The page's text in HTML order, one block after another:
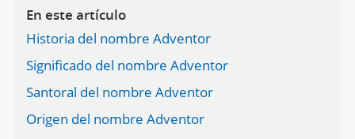
En este artículo
Historia del nombre Adventor
Significado del nombre Adventor
Santoral del nombre Adventor
Origen del nombre Adventor